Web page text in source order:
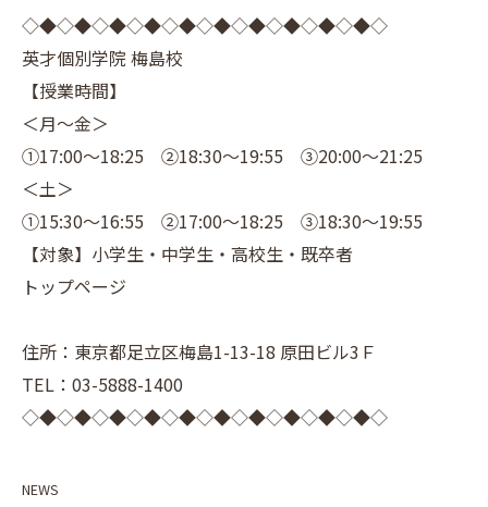
◇◆◇◆◇◆◇◆◇◆◇◆◇◆◇◆◇◆◇◆◇
英才個別学院 梅島校
【授業時間】
＜月～金＞
①17:00～18:25 ②18:30～19:55 ③20:00～21:25
＜土＞
①15:30～16:55 ②17:00～18:25 ③18:30～19:55
【対象】小学生・中学生・高校生・既卒者
トップページ
住所：東京都足立区梅島1-13-18 原田ビル3Ｆ
TEL：03-5888-1400
◇◆◇◆◇◆◇◆◇◆◇◆◇◆◇◆◇◆◇◆◇
NEWS